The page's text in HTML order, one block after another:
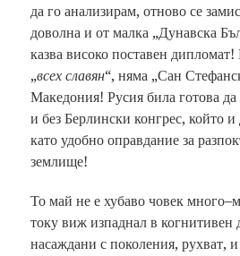
да го анализирам, отново се
доволна и от малка „Дунавска
казва високо поставен
„всех славян“, няма „Сан
Македония! Русия била готова да
и без Берлински конгрес, който
като удобно оправдание за
землище!
То май не е хубаво човек
току виж изпаднал в когнитивен
насаждани с поколения, рухват,